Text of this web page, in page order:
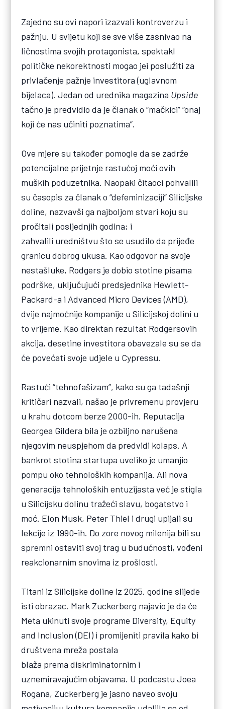
Zajedno su ovi napori izazvali kontroverzu i
pažnju. U svijetu koji se sve više zasnivao na
ličnostima svojih protagonista, spektakl
političke nekorektnosti mogao jei poslužiti za
privlačenje pažnje investitora (uglavnom
bijelaca). Jedan od urednika magazina Upside
tačno je predvidio da je članak o “mačkici” “onaj
koji će nas učiniti poznatima”.
Ove mjere su također pomogle da se zadrže
potencijalne prijetnje rastućoj moći ovih
muških poduzetnika. Naopaki čitaoci pohvalili
su časopis za članak o “defeminizaciji” Silicijske
doline, nazvavši ga najboljom stvari koju su
pročitali posljednjih godina; i
zahvalili uredništvu što se usudilo da prijeđe
granicu dobrog ukusa. Kao odgovor na svoje
nestašluke, Rodgers je dobio stotine pisama
podrške, uključujući predsjednika Hewlett-
Packard-a i Advanced Micro Devices (AMD),
dvije najmoćnije kompanije u Silicijskoj dolini u
to vrijeme. Kao direktan rezultat Rodgersovih
akcija, desetine investitora obavezale su se da
će povećati svoje udjele u Cypressu.
Rastući “tehnofašizam”, kako su ga tadašnji
kritičari nazvali, našao je privremenu provjeru
u krahu dotcom berze 2000-ih. Reputacija
Georgea Gildera bila je ozbiljno narušena
njegovim neuspjehom da predvidi kolaps. A
bankrot stotina startupa uveliko je umanjio
pompu oko tehnoloških kompanija. Ali nova
generacija tehnoloških entuzijasta već je stigla
u Silicijsku dolinu tražeći slavu, bogatstvo i
moć. Elon Musk, Peter Thiel i drugi upijali su
lekcije iz 1990-ih. Do zore novog milenija bili su
spremni ostaviti svoj trag u budućnosti, vođeni
reakcionarnim snovima iz prošlosti.
Titani iz Silicijske doline iz 2025. godine slijede
isti obrazac. Mark Zuckerberg najavio je da će
Meta ukinuti svoje programe Diversity, Equity
and Inclusion (DEI) i promijeniti pravila kako bi
društvena mreža postala
blaža prema diskriminatornim i
uznemiravajućim objavama. U podcastu Joea
Rogana, Zuckerberg je jasno naveo svoju